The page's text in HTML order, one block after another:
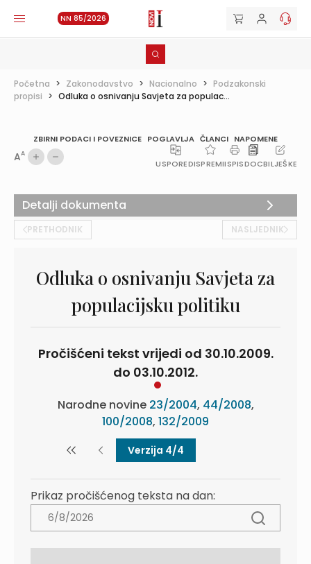
NN 85/2026
Početna > Zakonodavstvo > Nacionalno > Podzakonski
propisi > Odluka o osnivanju Savjeta za populac...
ZBIRNI PODACI I POVEZNICE POGLAVLJA ČLANCI NAPOMENE
AA
USPOREDISPREMIISPISDOCBILJEŠKE
PRETHODNIK NASLJEDNIK
Odluka o osnivanju Savjeta za
populacijsku politiku
Pročišćeni tekst vrijedi od 30.10.2009.
do 03.10.2012.
Narodne novine 23/2004, 44/2008,
100/2008, 132/2009
Verzija 4/4
Prikaz pročišćenog teksta na dan:
Detalji dokumenta